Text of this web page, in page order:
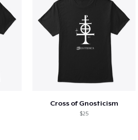
Cross of Gnosticism
$25